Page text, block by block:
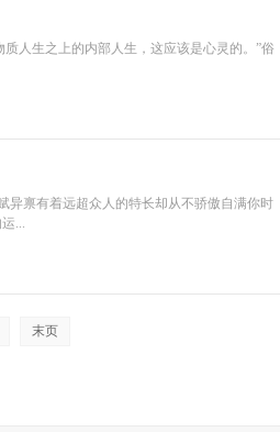
人生之上的内部人生，这应该是心灵的。”俗
异禀有着远超众人的特长却从不骄傲自满你时
...
末页